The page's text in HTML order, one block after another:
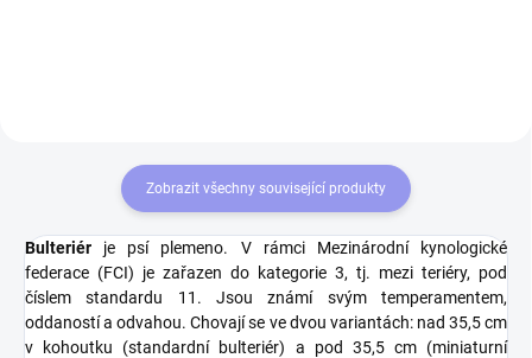
Zobrazit všechny související produkty
Bulteriér je psí plemeno. V rámci Mezinárodní kynologické
federace (FCI) je zařazen do kategorie 3, tj. mezi teriéry, pod
číslem standardu 11. Jsou známí svým temperamentem,
oddaností a odvahou. Chovají se ve dvou variantách: nad 35,5 cm
v kohoutku (standardní bulteriér) a pod 35,5 cm (miniaturní